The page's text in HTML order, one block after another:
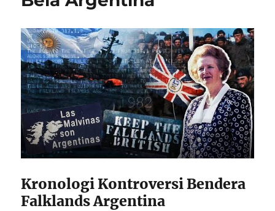
Kronologi Kontroversi Bendera
Falklands Argentina